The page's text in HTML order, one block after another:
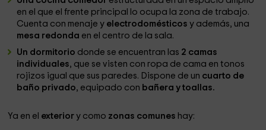
en el que el frente principal lo ocupa la zona de trabajo.
Cuenta con menaje y electrodomésticosy además, una
mesa redonda en el centro de la sala.
Un dormitorio donde se encuentran las 2 camas
individuales, que se visten con ropa de cama en tonos
rojizos igual que sus paredes. Dispone de un cuarto de
baño privado, equipado con bañera y toallas.
Ya en el exteriory como zonas comunes hay: